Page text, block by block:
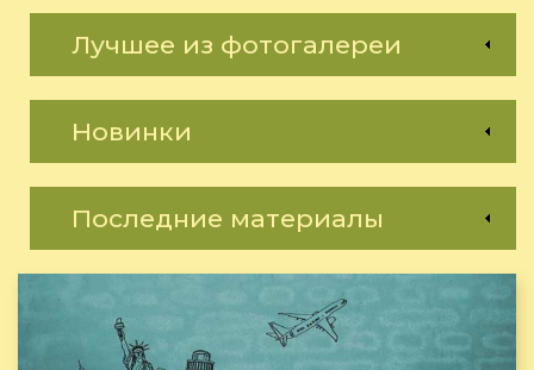
Лучшее из фотогалереи
Новинки
Последние материалы